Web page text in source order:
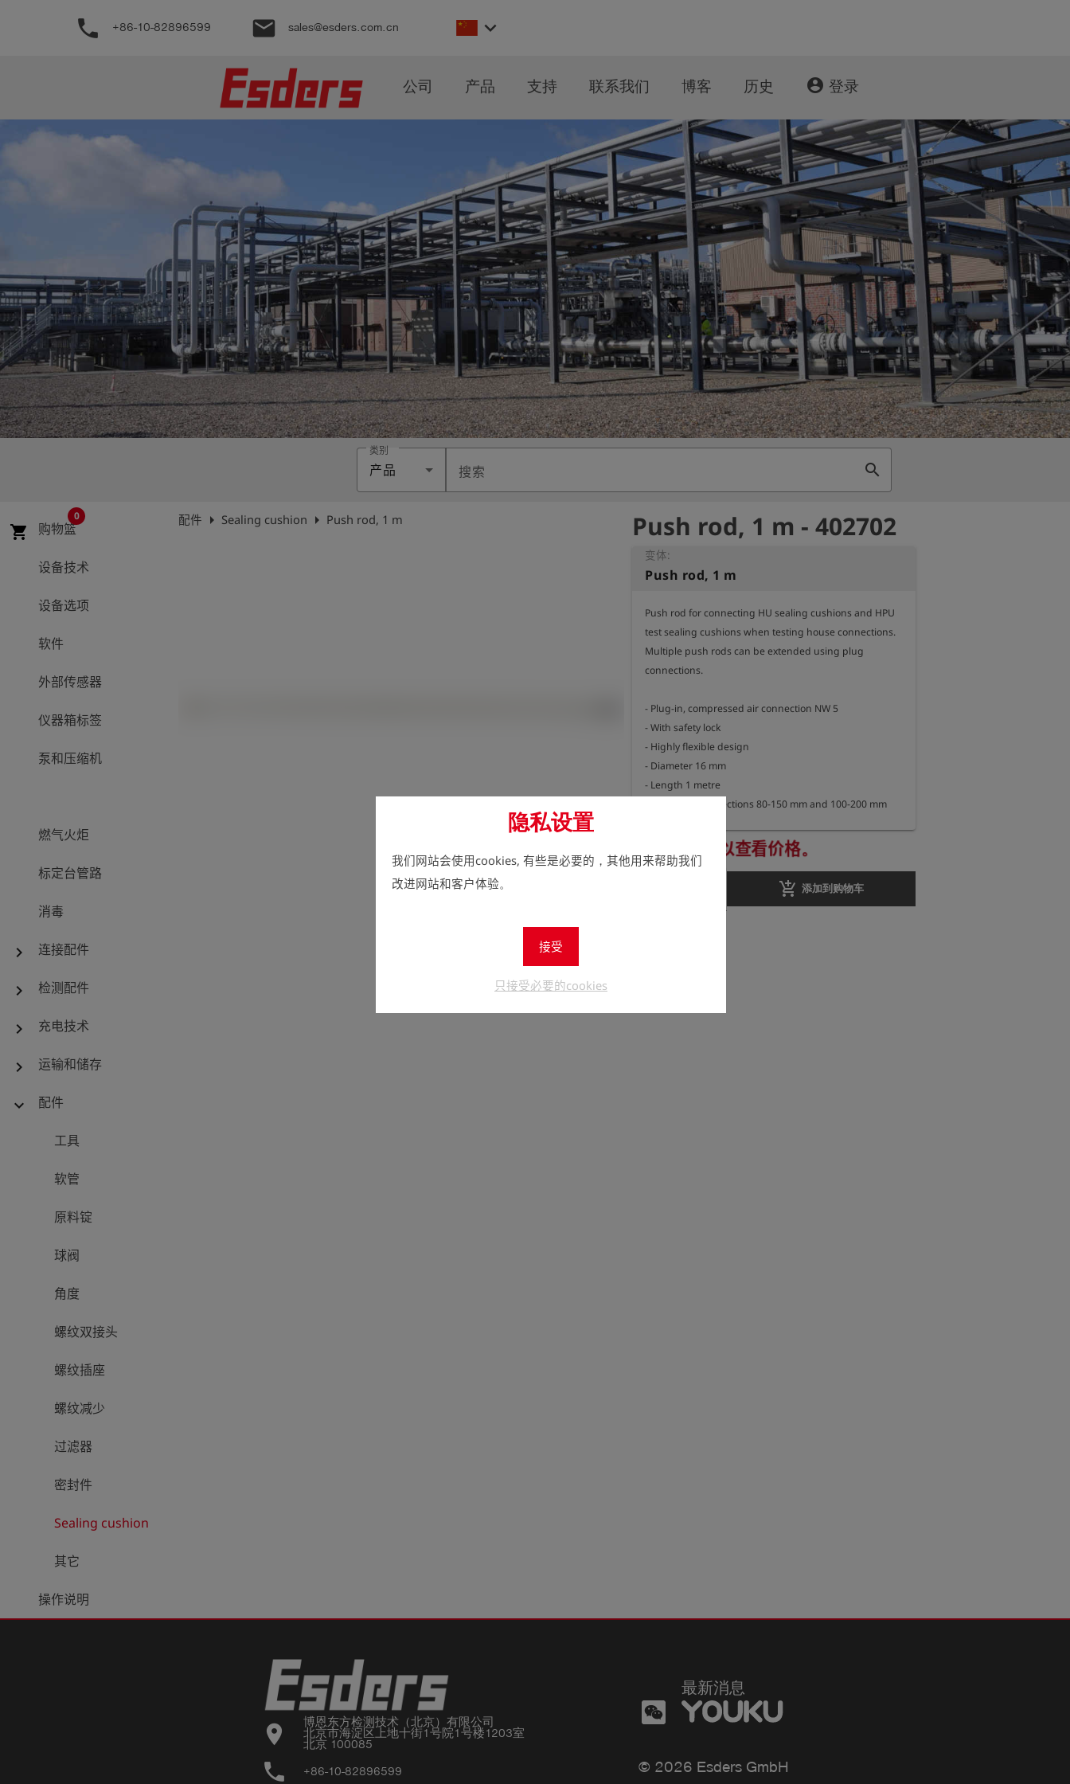
们
博
客
历
史
简
体
中
隐私设置
我们网站会使用cookies, 有些是必要的，其他用来帮助我们
改进网站和客户体验。
接受
只接受必要的cookies
phone +86-10-82896599 email sales@esders.com.cn keyboard_arrow_down
公司 产品 支持 联系我们 博客 历史 account_circle 登录
类别
产品 搜索 search
shopping_cart 购物篮
0
设备技术
设备选项
软件
外部传感器
仪器箱标签
泵和压缩机
燃气火炬
标定台管路
消毒
chevron_right 连接配件
chevron_right 检测配件
chevron_right 充电技术
chevron_right 运输和储存
expand_more 配件
工具
软管
原料锭
球阀
角度
螺纹双接头
螺纹插座
螺纹减少
过滤器
密封件
Sealing cushion
其它
操作说明
配件 arrow_right Sealing cushion arrow_right Push rod, 1 m Push rod, 1 m - 402702
变体:
Push rod, 1 m
Push rod for connecting HU sealing cushions and HPU
test sealing cushions when testing house connections.
Multiple push rods can be extended using plug
connections.
- Plug-in, compressed air connection NW 5
- With safety lock
- Highly flexible design
- Diameter 16 mm
- Length 1 metre
- For house connections 80-150 mm and 100-200 mm
立即注册以查看价格。
add_shopping_cart 添加到购物车
location_on
博恩东方检测技术（北京）有限公司
北京市海淀区上地十街1号院1号楼1203室
北京 100085
phone +86-10-82896599
最新消息
© 2026 Esders GmbH